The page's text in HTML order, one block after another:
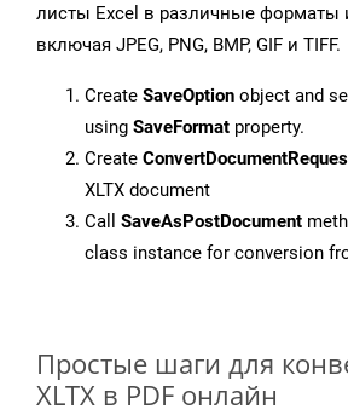
листы Excel в различные форматы
включая JPEG, PNG, BMP, GIF и TIFF.
Create SaveOption object and
using SaveFormat property.
Create
XLTX document
Call SaveAsPostDocument
class instance for conversion
Простые шаги для
XLTX в PDF онлайн